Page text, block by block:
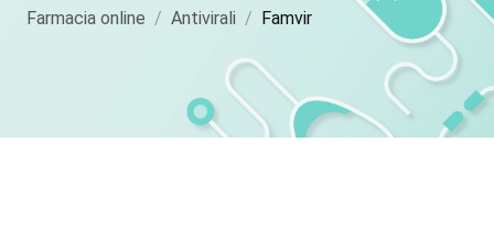
Farmacia online Antivirali Famvir